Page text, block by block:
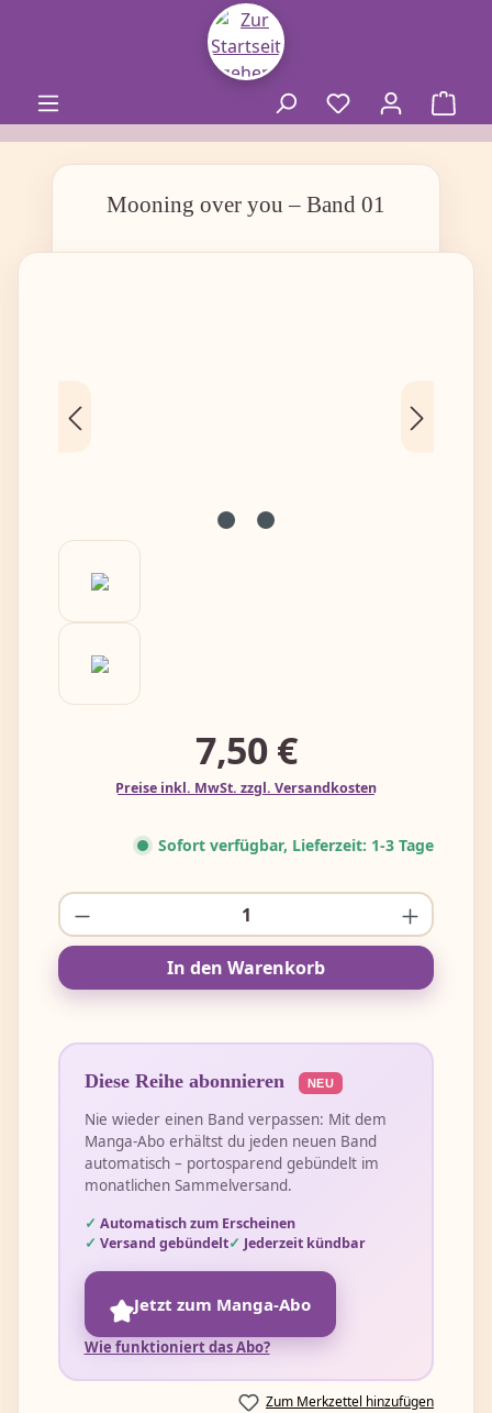
Mooning over you – Band 01
7,50 €
Preise inkl. MwSt. zzgl. Versandkosten
Sofort verfügbar, Lieferzeit: 1-3 Tage
Produkt Anzahl: Gib den
In den Warenkorb
Diese Reihe abonnieren NEU
Nie wieder einen Band verpassen: Mit dem
Manga-Abo erhältst du jeden neuen Band
automatisch – portosparend gebündelt im
monatlichen Sammelversand.
Automatisch zum Erscheinen
Versand gebündelt
Jederzeit kündbar
Jetzt zum Manga-Abo
Wie funktioniert das Abo?
Zum Merkzettel hinzufügen